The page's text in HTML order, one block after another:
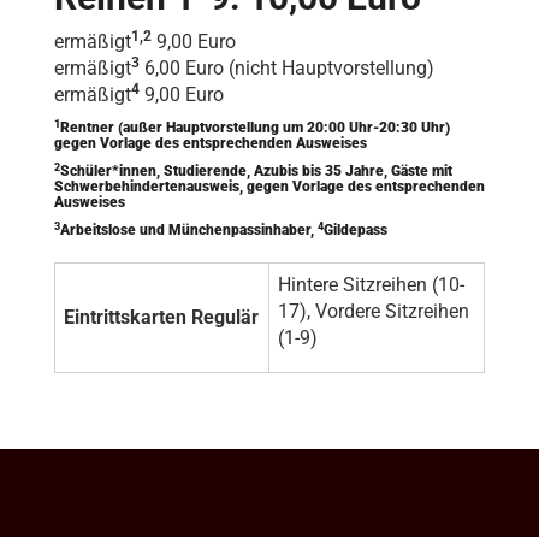
ermäßigt1,2 9,00 Euro
ermäßigt3 6,00 Euro (nicht Hauptvorstellung)
ermäßigt4 9,00 Euro
1 Rentner (außer Hauptvorstellung um 20:00 Uhr-20:30 Uhr)
gegen Vorlage des entsprechenden Ausweises
2Schüler*innen, Studierende, Azubis bis 35 Jahre, Gäste mit
Schwerbehindertenausweis, gegen Vorlage des entsprechenden
Ausweises
3Arbeitslose und Münchenpassinhaber, 4Gildepass
Eintrittskarten Regulär
Hintere Sitzreihen (10-
17), Vordere Sitzreihen
(1-9)